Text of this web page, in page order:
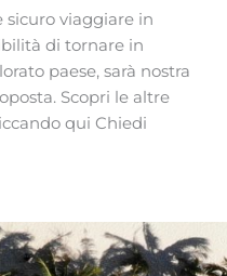
viaggiare in
di tornare in
paese, sarà nostra
Scopri le altre
qui Chiedi